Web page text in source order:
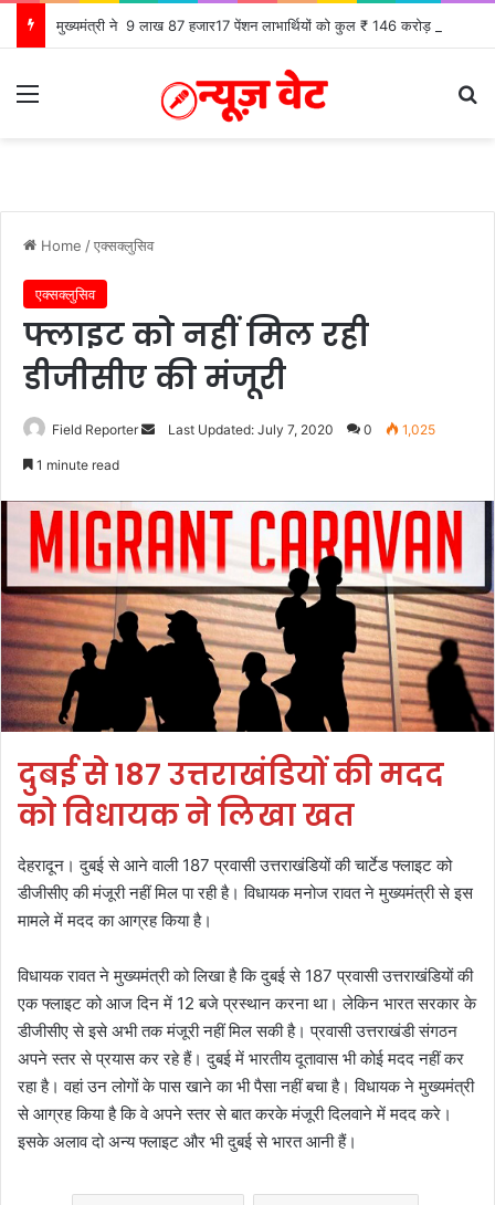
Menu
Home /एक्सक्लुसिव
एक्सक्लुसिव
फ्लाइट को नहीं मिल रही
डीजीसीए की मंजूरी
Field Reporter
SendLast Updated: July 7, 2020 0 1,025
1 minute read
दुबई से 187 उत्तराखंडियों की मदद
को विधायक ने लिखा खत
देहरादून। दुबई से आने वाली 187 प्रवासी उत्तराखंडियों की चार्टेड फ्लाइट को
डीजीसीए की मंजूरी नहीं मिल पा रही है। विधायक मनोज रावत ने मुख्यमंत्री से इस
मामले में मदद का आग्रह किया है।
विधायक रावत ने मुख्यमंत्री को लिखा है कि दुबई से 187 प्रवासी उत्तराखंडियों की
एक फ्लाइट को आज दिन में 12 बजे प्रस्थान करना था। लेकिन भारत सरकार के
डीजीसीए से इसे अभी तक मंजूरी नहीं मिल सकी है। प्रवासी उत्तराखंडी संगठन
अपने स्तर से प्रयास कर रहे हैं। दुबई में भारतीय दूतावास भी कोई मदद नहीं कर
रहा है। वहां उन लोगों के पास खाने का भी पैसा नहीं बचा है। विधायक ने मुख्यमंत्री
से आग्रह किया है कि वे अपने स्तर से बात करके मंजूरी दिलवाने में मदद करे।
इसके अलाव दो अन्य फ्लाइट और भी दुबई से भारत आनी हैं।